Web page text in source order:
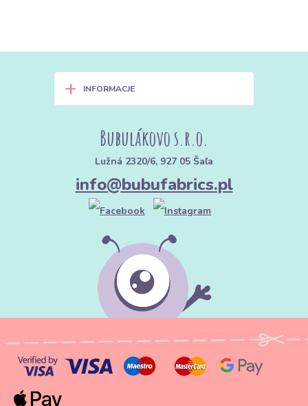
+ INFORMACJE
Bubulákovo s.r.o.
Lužná 2320/6, 927 05 Šaľa
info@bubufabrics.pl